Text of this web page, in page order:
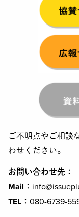
ご不明点やご相談
わせください。
お問い合わせ先：
Mail ：
TEL： 080-6739-